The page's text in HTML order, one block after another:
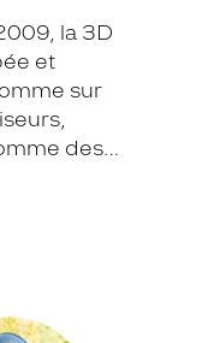
la 3D
et
sur
des
de
de ces
jeunes.